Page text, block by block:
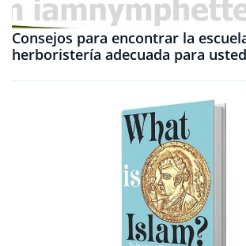
Consejos para encontrar la
herboristería adecuada para usted